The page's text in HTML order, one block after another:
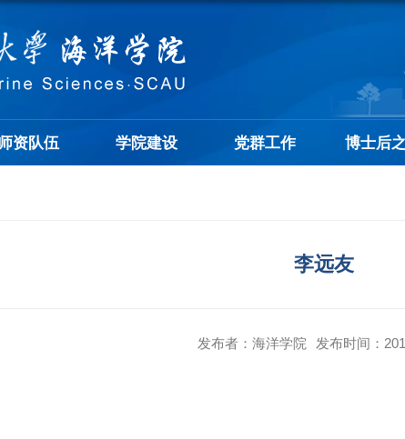
资队伍 学院建设 党群工作 博士后
李远友
发布者：海洋学院 发布时间：